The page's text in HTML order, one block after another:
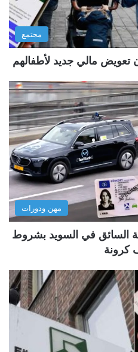
مجتمع
تعويض مالي جديد لأطفالهم
مهن ودورات
2026… مهنة السائق في السويد بشروط